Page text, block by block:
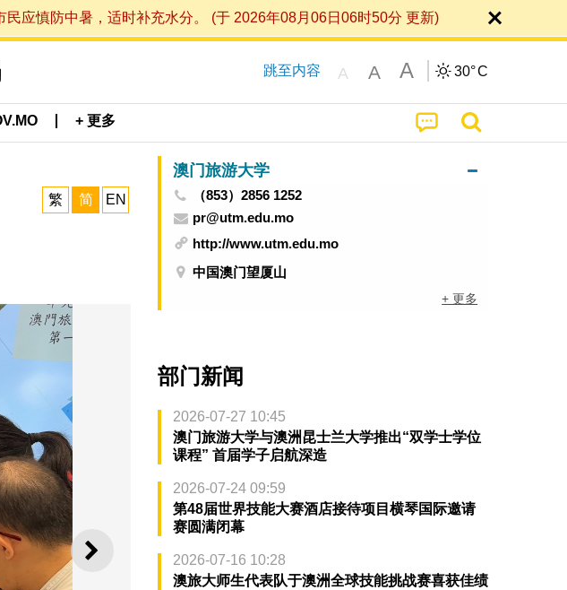
应慎防中暑，适时补充水分。 (于 2026年08月06日06时50分 更新)
跳至内容 A A A 30°C
+ 更多
繁 简 EN
下一则
澳门旅游大学
（853）2856 1252
pr@utm.edu.mo
http://www.utm.edu.mo
中国澳门望厦山
+ 更多
部门新闻
2026-07-27 10:45
澳门旅游大学与澳洲昆士兰大学推出“双学士学位
课程” 首届学子启航深造
2026-07-24 09:59
第48届世界技能大赛酒店接待项目横琴国际邀请
赛圆满闭幕
2026-07-16 10:28
澳旅大师生代表队于澳洲全球技能挑战赛喜获佳绩